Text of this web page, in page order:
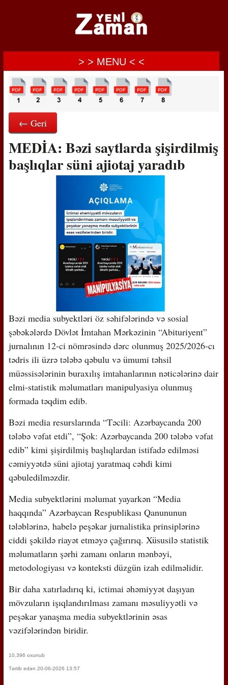
> > MENU < <
← Geri
MEDİA: Bəzi saytlarda şişirdilmiş
başlıqlar süni ajiotaj yaradıb
Bəzi media subyektləri öz səhifələrində və sosial
şəbəkələrdə Dövlət İmtahan Mərkəzinin “Abituriyent”
jurnalının 12-ci nömrəsində dərc olunmuş 2025/2026-cı
tədris ili üzrə tələbə qəbulu və ümumi təhsil
müəssisələrinin buraxılış imtahanlarının nəticələrinə dair
elmi-statistik məlumatları manipulyasiya olunmuş
formada təqdim edib.
Bəzi media resurslarında “Təcili: Azərbaycanda 200
tələbə vəfat etdi”, “Şok: Azərbaycanda 200 tələbə vəfat
edib” kimi şişirdilmiş başlıqlardan istifadə edilməsi
cəmiyyətdə süni ajiotaj yaratmaq cəhdi kimi
qəbuledilməzdir.
Media subyektlərini məlumat yayarkən “Media
haqqında” Azərbaycan Respublikası Qanununun
tələblərinə, habelə peşəkar jurnalistika prinsiplərinə
ciddi şəkildə riayət etməyə çağırırıq. Xüsusilə statistik
məlumatların şərhi zamanı onların mənbəyi,
metodologiyası və konteksti düzgün izah edilməlidir.
Bir daha xatırladırıq ki, ictimai əhəmiyyət daşıyan
mövzuların işıqlandırılması zamanı məsuliyyətli və
peşəkar yanaşma media subyektlərinin əsas
vəzifələrindən biridir.
10,396 oxunub
Tərtib edən 20-06-2026 13:57